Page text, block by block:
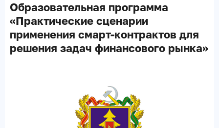
Образовательная программа
«Практические сценарии
применения смарт-контрактов для
решения задач финансового рынка»